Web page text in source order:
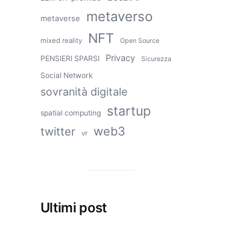
metaverse metaverso
mixed reality NFT Open Source
PENSIERI SPARSI Privacy Sicurezza
Social Network
sovranità digitale
spatial computing startup
twitter vr web3
Ultimi post